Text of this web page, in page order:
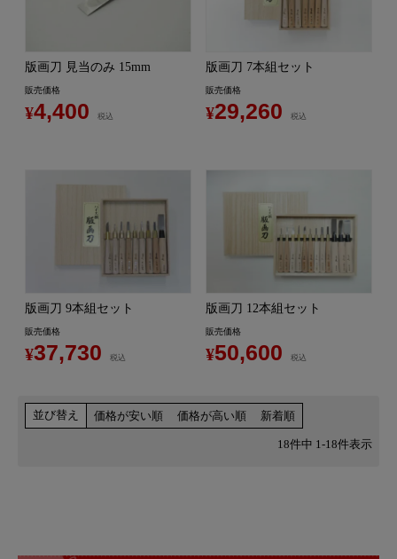
版画刀 見当のみ 15mm
販売価格
¥4,400 税込
版画刀 7本組セット
販売価格
¥29,260 税込
版画刀 9本組セット
販売価格
¥37,730 税込
版画刀 12本組セット
販売価格
¥50,600 税込
並び替え 価格が安い順 価格が高い順 新着順
18件中 1 -18件表示